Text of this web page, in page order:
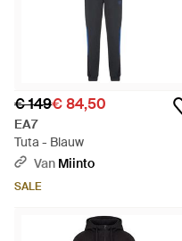
€ 149€ 84,50
EA7
Tuta - Blauw
Van Miinto
SALE